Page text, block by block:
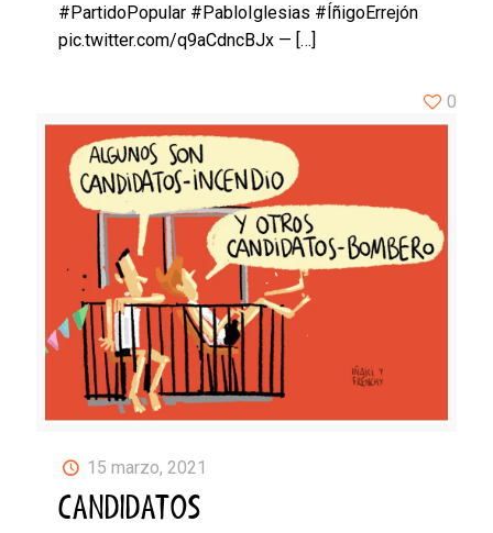
#PartidoPopular #PabloIglesias #ÍñigoErrejón
pic.twitter.com/q9aCdncBJx — […]
15 marzo, 2021
CANDIDATOS
0